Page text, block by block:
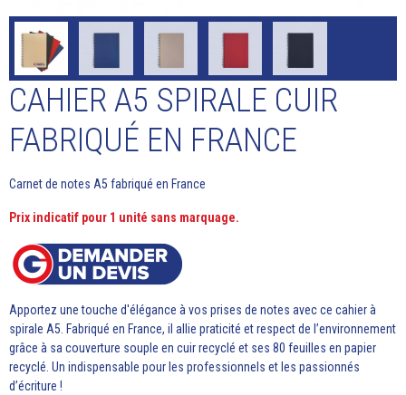
CAHIER A5 SPIRALE CUIR
FABRIQUÉ EN FRANCE
Carnet de notes A5 fabriqué en France
Prix indicatif pour 1 unité sans marquage.
Apportez une touche d'élégance à vos prises de notes avec ce cahier à
spirale A5. Fabriqué en France, il allie praticité et respect de l’environnement
grâce à sa couverture souple en cuir recyclé et ses 80 feuilles en papier
recyclé. Un indispensable pour les professionnels et les passionnés
d’écriture !